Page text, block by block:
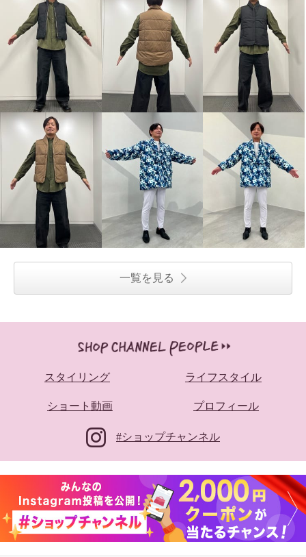
一覧を見る
スタイリング ライフスタイル
ショート動画 プロフィール
#ショップチャンネル